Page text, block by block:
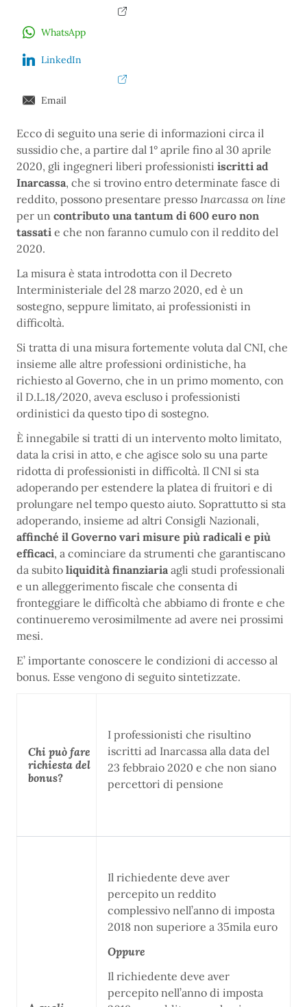
WhatsApp
LinkedIn
Email
Ecco di seguito una serie di informazioni circa il
sussidio che, a partire dal 1° aprile fino al 30 aprile
2020, gli ingegneri liberi professionisti iscritti ad
Inarcassa, che si trovino entro determinate fasce di
reddito, possono presentare presso Inarcassa on line
per un contributo una tantum di 600 euro non
tassati e che non faranno cumulo con il reddito del
2020.
La misura è stata introdotta con il Decreto
Interministeriale del 28 marzo 2020, ed è un
sostegno, seppure limitato, ai professionisti in
difficoltà.
Si tratta di una misura fortemente voluta dal CNI, che
insieme alle altre professioni ordinistiche, ha
richiesto al Governo, che in un primo momento, con
il D.L.18/2020, aveva escluso i professionisti
ordinistici da questo tipo di sostegno.
È innegabile si tratti di un intervento molto limitato,
data la crisi in atto, e che agisce solo su una parte
ridotta di professionisti in difficoltà. Il CNI si sta
adoperando per estendere la platea di fruitori e di
prolungare nel tempo questo aiuto. Soprattutto si sta
adoperando, insieme ad altri Consigli Nazionali,
affinché il Governo vari misure più radicali e più
efficaci, a cominciare da strumenti che garantiscano
da subito liquidità finanziaria agli studi professionali
e un alleggerimento fiscale che consenta di
fronteggiare le difficoltà che abbiamo di fronte e che
continueremo verosimilmente ad avere nei prossimi
mesi.
E’ importante conoscere le condizioni di accesso al
bonus. Esse vengono di seguito sintetizzate.
Chi può fare
richiesta del
bonus?
I professionisti che risultino
iscritti ad Inarcassa alla data del
23 febbraio 2020 e che non siano
percettori di pensione
Il richiedente deve aver
percepito un reddito
complessivo nell’anno di imposta
2018 non superiore a 35mila euro
Oppure
Il richiedente deve aver
percepito nell’anno di imposta